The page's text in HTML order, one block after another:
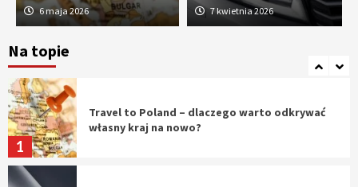
6 maja 2026 7 kwietnia 2026
Na topie
5
Tworzenie aplikacji internetowych – jak
1
Travel to Poland – dlaczego warto odkrywać
własny kraj na nowo?